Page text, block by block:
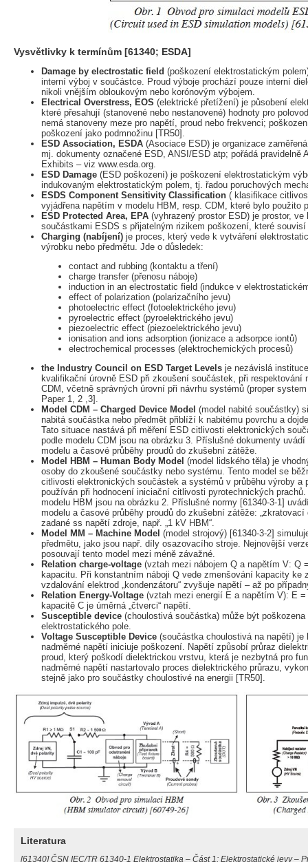
Vysvětlivky k termínům [61340; ESDA]
Damage by electrostatic field (poškození elektrostatickým
interní výboj v součástce. Proud výboje prochází pouze interní
nikoli vnějším obloukovým nebo korónovým výbojem.
Electrical Overstress, EOS (elektrické přetížení) je působení
které přesahují (stanovené nebo nestanovené) hodnoty pro
nemá stanoveny meze pro napětí, proud nebo frekvenci;
poškození jako podmnožinu [TR50].
ESD Association, ESDA (Asociace ESD) je organizace
mj. dokumenty označené ESD, ANSI/ESD atp; pořádá pravidelně
Exhibits – viz www.esda.org.
ESD Damage (ESD poškození) je poškození elektrostatickým
indukovaným elektrostatickým polem, tj. řadou poruchových
ESDS Component Sensitivity Classification ( klasifikace
vyjádřena napětím v modelu HBM, resp. CDM, které bylo použito
ESD Protected Area, EPA (vyhrazený prostor ESD) je prostor,
součástkami ESDS s přijatelným rizikem poškození, které
Charging (nabíjení) je proces, který vede k vytváření
výrobku nebo předmětu. Jde o důsledek:
contact and rubbing (kontaktu a tření)
charge transfer (přenosu náboje)
induction in an electrostatic field (indukce v
effect of polarization (polarizačního jevu)
photoelectric effect (fotoelektrického jevu)
pyroelectric effect (pyroelektrického jevu)
piezoelectric effect (piezoelektrického jevu)
ionisation and ions adsorption (ionizace a adsorpce iontů)
electrochemical processes (elektrochemických procesů)
the Industry Council on ESD Target Levels je nezávislá
kvalifikační úrovně ESD při zkoušení součástek, při respektování
CDM, včetně správných úrovní při návrhu systémů (proper
Paper 1, 2 ,3].
Model CDM – Charged Device Model (model nabité součástky)
nabitá součástka nebo předmět přiblíží k nabitému povrchu a
Tato situace nastává při měření ESD citlivosti elektronických
podle modelu CDM jsou na obrázku 3. Příslušné dokumenty
modelu a časové průběhy proudů do zkušební zátěže.
Model HBM – Human Body Model (model lidského těla) je
osoby do zkoušené součástky nebo systému. Tento model se
citlivosti elektronických součástek a systémů v průběhu výroby a
používán při hodnocení iniciační citlivosti pyrotechnických
modelu HBM jsou na obrázku 2. Příslušné normy [61340-3-1]
modelu a časové průběhy proudů do zkušební zátěže: „zkratovací
zadané ss napětí zdroje, např. „1 kV HBM“.
Model MM – Machine Model (model strojový) [61340-3-2]
předmětu, jako jsou např. díly osazovacího stroje. Nejnovější
posouvají tento model mezi méně závažné.
Relation charge-voltage (vztah mezi nábojem Q a napětím V: Q
kapacitu. Při konstantním náboji Q vede zmenšování kapacity ke
vzdalování elektrod „kondenzátoru“ zvyšuje napětí – až po
Relation Energy-Voltage (vztah mezi energií E a napětím V): E =
kapacitě C je úměrná „čtverci“ napětí.
Susceptible device (choulostivá součástka) může být
elektrostatického pole.
Voltage Susceptible Device (součástka choulostivá na napětí)
nadměrné napětí iniciuje poškození. Napětí způsobí průraz
proud, který poškodí dielektrickou vrstvu, která je nezbytná pro
nadměrné napětí nastartovalo proces dielektrického průrazu,
stejně jako pro součástky choulostivé na energii [TR50].
Literatura
[61340] ČSN IEC/TR 61340-1 Elektrostatika – Část 1: Elektrostatické jevy –